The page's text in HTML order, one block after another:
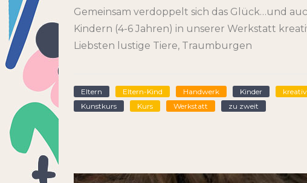
Gemeinsam verdoppelt sich das Glück…und
Kindern (4-6 Jahren) in unserer Werkstatt
Liebsten lustige Tiere, Traumburgen
Eltern Eltern-Kind Handwerk Kinder kreativ
Kunstkurs
Kurs Werkstatt zu zweit